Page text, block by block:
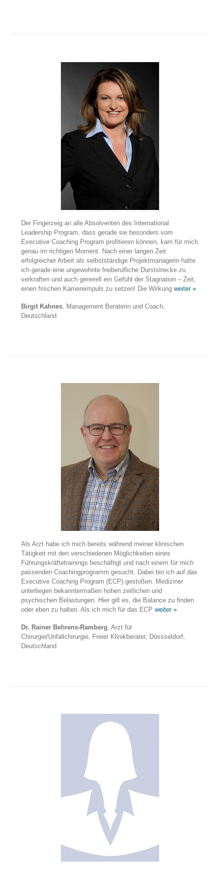
Der Fingerzeig an alle Absolventen des International
Leadership Program, dass gerade sie besonders vom
Executive Coaching Program profitieren können, kam für mich
genau im richtigen Moment. Nach einer langen Zeit
erfolgreicher Arbeit als selbstständige Projektmanagerin hatte
ich gerade eine ungewohnte freiberufliche Durststrecke zu
verkraften und auch generell ein Gefühl der Stagnation – Zeit,
einen frischen Karriereimpuls zu setzen! Die Wirkungweiter »
Birgit Kahnes, Management Beraterin und Coach,
Deutschland
Als Arzt habe ich mich bereits während meiner klinischen
Tätigkeit mit den verschiedenen Möglichkeiten eines
Führungskräftetrainings beschäftigt und nach einem für mich
passenden Coachingprogramm gesucht. Dabei bin ich auf das
Executive Coaching Program (ECP) gestoßen. Mediziner
unterliegen bekanntermaßen hohen zeitlichen und
psychischen Belastungen. Hier gilt es, die Balance zu finden
oder eben zu halten. Als ich mich für das ECP weiter »
Dr. Rainer Behrens-Ramberg, Arzt für
Chirurgie/Unfallchirurgie, Freier Klinikberater, Düssseldorf,
Deutschland